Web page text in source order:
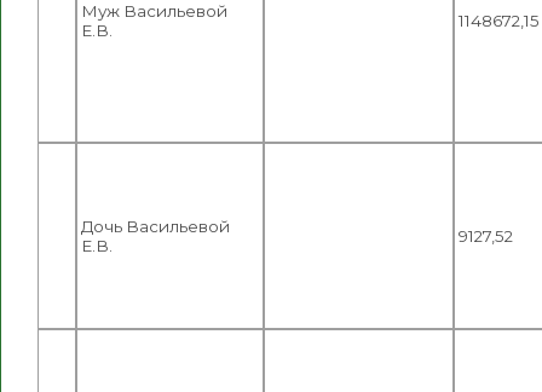
Муж Васильевой
Е.В.
1148672,15
Дочь Васильевой
Е.В.
9127,52